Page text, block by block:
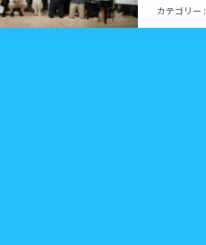
カテゴリー :